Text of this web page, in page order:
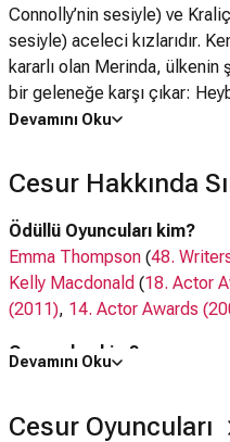
Connolly’nin sesiyle) ve
sesiyle) aceleci kızlarıdır.
kararlı olan Merinda, ülkenin
bir geleneğe karşı çıkar:
McKidd’in sesiyle), huysuz
Merida’nın hareketleri
ve öfke yaratır. Garip Bilge
başvurduğunda ise uğursuz
Merinda peşindeki tehlikeli
olmadan o korkunç laneti
ne olduğunu anlar.Cesur’
macerasını anlatıyor
Devamını Oku
Cesur Hakkında
Ödüllü Oyuncuları kim?
Emma Thompson (48.
Kelly Macdonald (18. Actor
(2011), 14. Actor Awards
Oyuncuları kim?
Devamını Oku
Cesur Oyuncuları